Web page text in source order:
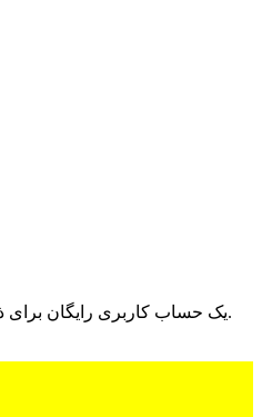
یک حساب کاربری رایگان برای ذخیره آیتم‌های محبوب ایجاد کنید.